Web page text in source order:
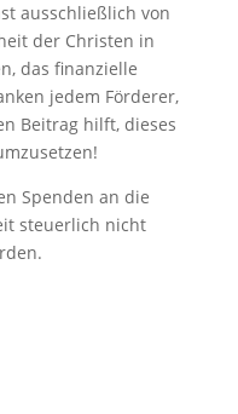
ausschließlich von
der Christen in
das finanzielle
jedem Förderer,
Beitrag hilft, dieses
Spenden an die
steuerlich nicht